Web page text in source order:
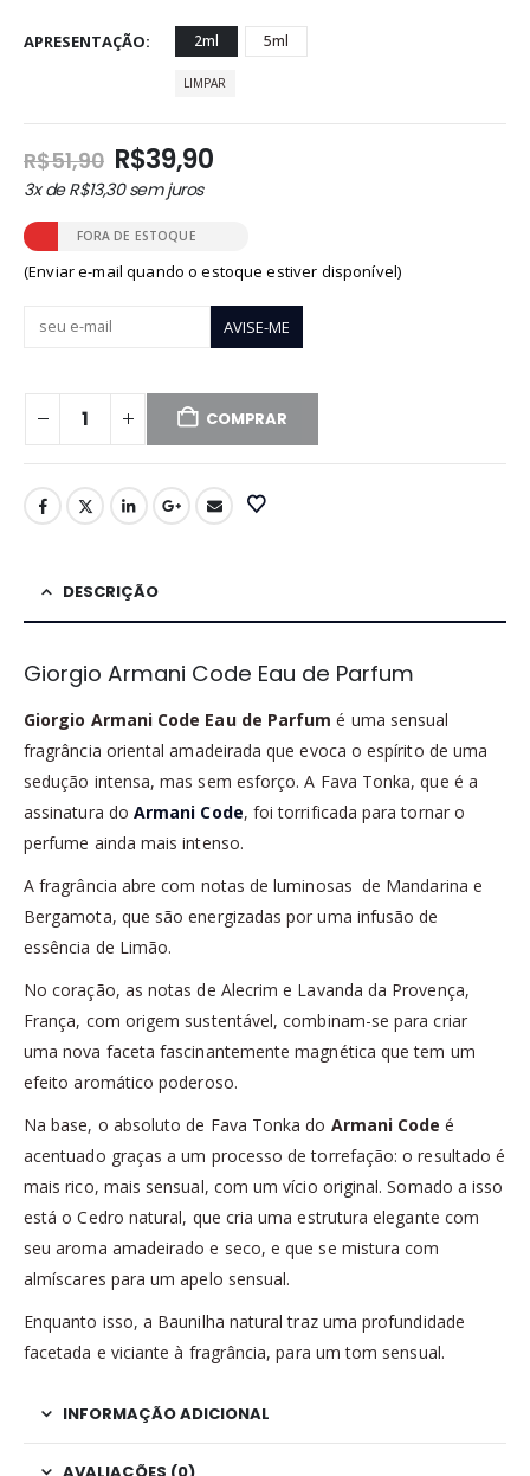
R$39,90
através
APRESENTAÇÃO 2ml 5ml
LIMPAR
R$51,90 O
preço
original
era:
R$51,90.
R$39,90O
R$39,90.
3x deR$13,30sem juros
FORA DE ESTOQUE
(Enviar e-mail quando o estoque estiver disponível)
COMPRAR
DESCRIÇÃO
Giorgio Armani Code Eau de Parfum
Giorgio Armani Code Eau de Parfum é uma sensual
fragrância oriental amadeirada que evoca o espírito de uma
sedução intensa, mas sem esforço. A Fava Tonka, que é a
assinatura do Armani Code, foi torrificada para tornar o
perfume ainda mais intenso.
A fragrância abre com notas de luminosas de Mandarina e
Bergamota, que são energizadas por uma infusão de
essência de Limão.
No coração, as notas de Alecrim e Lavanda da Provença,
França, com origem sustentável, combinam-se para criar
uma nova faceta fascinantemente magnética que tem um
efeito aromático poderoso.
Na base, o absoluto de Fava Tonka do Armani Code é
acentuado graças a um processo de torrefação: o resultado é
mais rico, mais sensual, com um vício original. Somado a isso
está o Cedro natural, que cria uma estrutura elegante com
seu aroma amadeirado e seco, e que se mistura com
almíscares para um apelo sensual.
Enquanto isso, a Baunilha natural traz uma profundidade
facetada e viciante à fragrância, para um tom sensual.
INFORMAÇÃO ADICIONAL